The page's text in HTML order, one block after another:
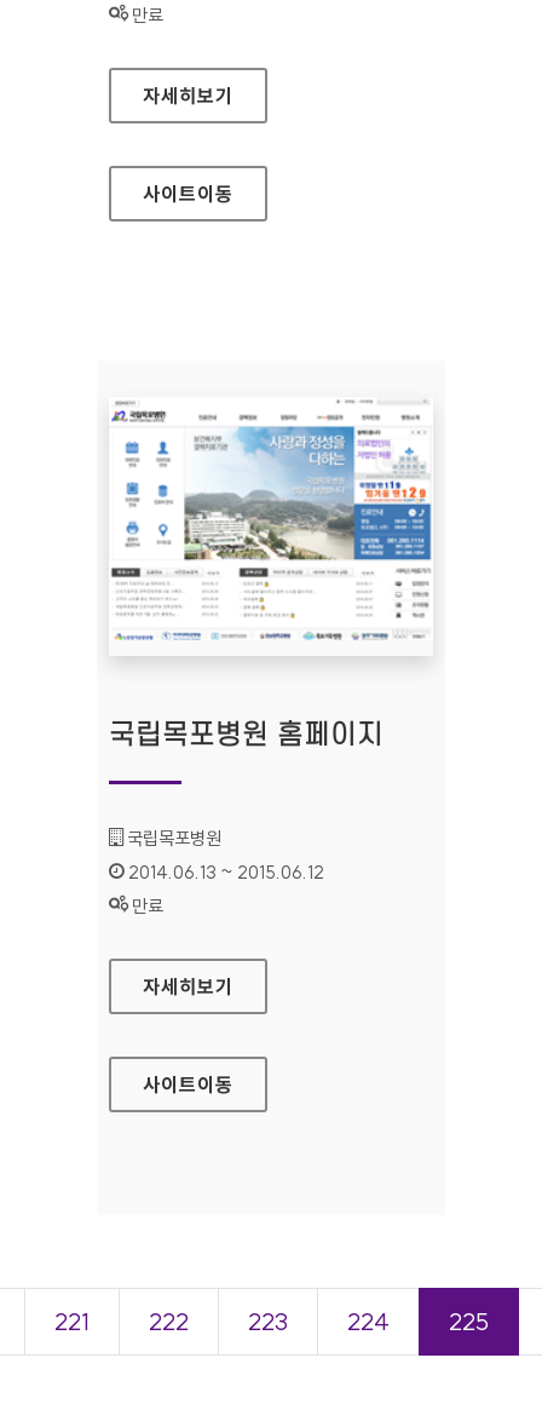
상태 :
만료
국립서울병원 홈페이지
자세히보기
사이트이동
국립목포병원 홈페이지
기관명 :
국립목포병원
인증기간 :
2014.06.13 ~ 2015.06.12
상태 :
만료
국립목포병원 홈페이지
자세히보기
사이트이동
221 222 223 224 225